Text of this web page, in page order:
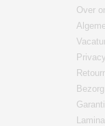
Over
Privacy